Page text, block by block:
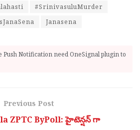
#SrinivasuluMurder
Janasena
Push Notification need OneSignal plugin to
Previous Post
ZPTC ByPoll: హైటెన్షన్ గా